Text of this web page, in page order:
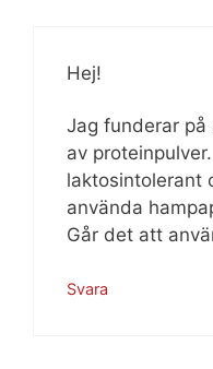
Hej!
Jag funderar
av
laktosintolerant
använda
Går det att
Svara